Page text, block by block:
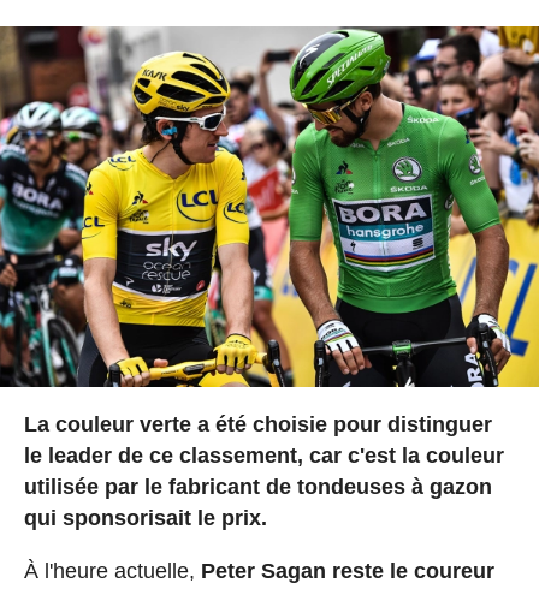
La couleur verte a été choisie pour distinguer
le leader de ce classement, car c'est la couleur
utilisée par le fabricant de tondeuses à gazon
qui sponsorisait le prix.
À l'heure actuelle, Peter Sagan reste le coureur